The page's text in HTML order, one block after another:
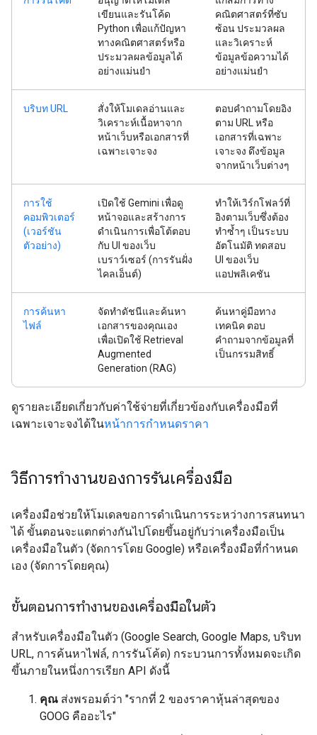
เขียนและรันโค้ด
Python เพื่อแก้ปัญหา
ทางคณิตศาสตร์หรือ
ประมวลผลข้อมูลได้
อย่างแม่นยำ
คณิตศาสตร์ที่ซับ
ซ้อน ประมวลผล
และวิเคราะห์
ข้อมูลข้อความได้
อย่างแม่นยำ
บริบท URL
สั่งให้โมเดลอ่านและ
วิเคราะห์เนื้อหาจาก
หน้าเว็บหรือเอกสารที่
เฉพาะเจาะจง
ตอบคำถามโดยอิง
ตาม URL หรือ
เอกสารที่เฉพาะ
เจาะจง ดึงข้อมูล
จากหน้าเว็บต่างๆ
การใช้
คอมพิวเตอร์
(เวอร์ชัน
ตัวอย่าง)
เปิดใช้ Gemini เพื่อดู
หน้าจอและสร้างการ
ดำเนินการเพื่อโต้ตอบ
กับ UI ของเว็บ
เบราว์เซอร์ (การรันฝั่ง
ไคลเอ็นต์)
ทำให้เวิร์กโฟลว์ที่
อิงตามเว็บซึ่งต้อง
ทำซ้ำๆ เป็นระบบ
อัตโนมัติ ทดสอบ
UI ของเว็บ
แอปพลิเคชัน
การค้นหา
ไฟล์
จัดทำดัชนีและค้นหา
เอกสารของคุณเอง
เพื่อเปิดใช้ Retrieval
Augmented
Generation (RAG)
ค้นหาคู่มือทาง
เทคนิค ตอบ
คำถามจากข้อมูลที่
เป็นกรรมสิทธิ์
ดูรายละเอียดเกี่ยวกับค่าใช้จ่ายที่เกี่ยวข้องกับเครื่องมือที่
เฉพาะเจาะจงได้ในหน้าการกำหนดราคา
วิธีการทำงานของการรันเครื่องมือ
เครื่องมือช่วยให้โมเดลขอการดำเนินการระหว่างการสนทนา
ได้ ขั้นตอนจะแตกต่างกันไปโดยขึ้นอยู่กับว่าเครื่องมือเป็น
เครื่องมือในตัว (จัดการโดย Google) หรือเครื่องมือที่กำหนด
เอง (จัดการโดยคุณ)
ขั้นตอนการทำงานของเครื่องมือในตัว
สำหรับเครื่องมือในตัว (Google Search, Google Maps, บริบท
URL, การค้นหาไฟล์, การรันโค้ด) กระบวนการทั้งหมดจะเกิด
ขึ้นภายในหนึ่งการเรียก API ดังนี้
คุณ ส่งพรอมต์ว่า "รากที่ 2 ของราคาหุ้นล่าสุดของ
GOOG คืออะไร"